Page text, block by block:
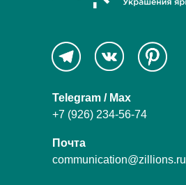
Почта
communication@zillions.ru
Telegram / Max
+7 (926) 234-56-74